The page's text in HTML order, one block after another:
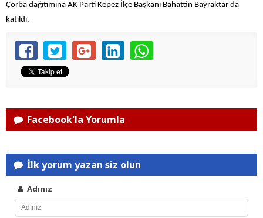
Çorba dağıtımına AK Parti Kepez İlçe Başkanı Bahattin Bayraktar da
katıldı.
Facebook'la Yorumla
İlk yorum yazan siz olun
Adınız